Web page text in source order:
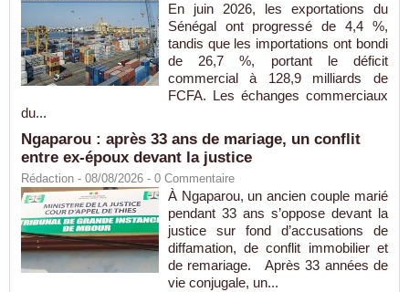
En juin 2026, les exportations du
Sénégal ont progressé de 4,4 %,
tandis que les importations ont bondi
de 26,7 %, portant le déficit
commercial à 128,9 milliards de
FCFA. Les échanges commerciaux
du...
Ngaparou : après 33 ans de mariage, un conflit
entre ex-époux devant la justice
Rédaction - 08/08/2026 - 0 Commentaire
À Ngaparou, un ancien couple marié
pendant 33 ans s’oppose devant la
justice sur fond d’accusations de
diffamation, de conflit immobilier et
de remariage. Après 33 années de
vie conjugale, un...